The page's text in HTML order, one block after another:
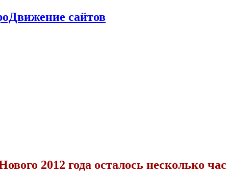
сайтов
2012 года осталось несколько